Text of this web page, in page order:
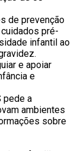
de prevenção
pré-
infantil ao
e apoiar
e
pede a
ambientes
sobre